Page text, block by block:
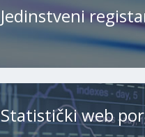
Jedinstveni
Statistički web